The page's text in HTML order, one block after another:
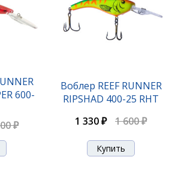
RUNNER RIPSHAD 200-09 GP
600-
₽
Воблер REEF RUNNER
RIPSHAD 400-25 RHT
1 330 ₽
1 600 ₽